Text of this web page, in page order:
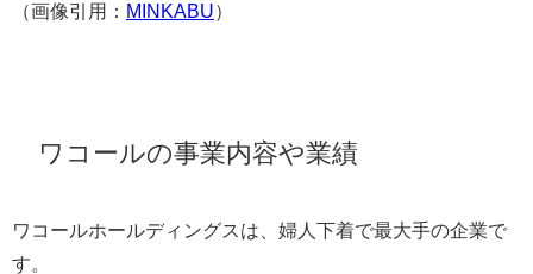
（画像引用： MINKABU）
ワコールの事業内容や業績
ワコールホールディングスは、婦人下着で最大手の企業で
す。